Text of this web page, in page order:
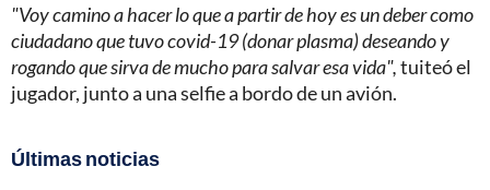
"Voy camino a hacer lo que a partir de hoy es un deber como
ciudadano que tuvo covid-19 (donar plasma) deseando y
rogando que sirva de mucho para salvar esa vida",tuiteó el
jugador, junto a una selfie a bordo de un avión.
Últimas noticias